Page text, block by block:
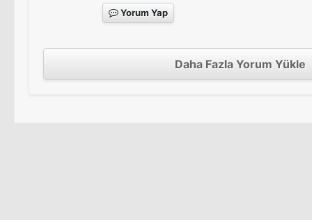
Yorum Yap
Daha Fazla Yorum Yükle